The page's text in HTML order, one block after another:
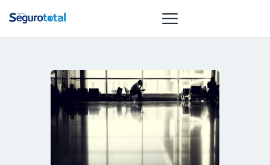
NOTÍCIAS
REVISTA
ESPECIAIS
GAIVOTA DE